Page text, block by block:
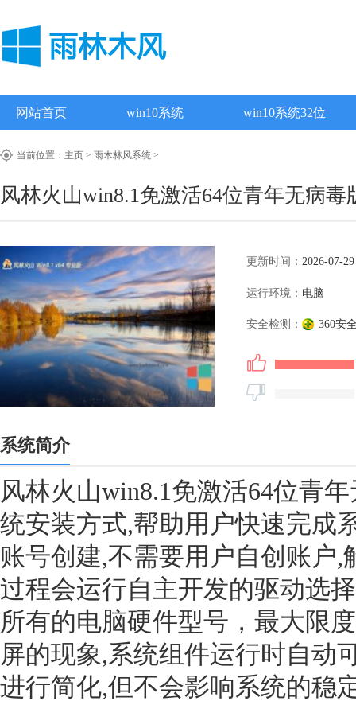
网站首页 win10系统 win10系统32位
当前位置： 主页 > 雨木林风系统 >
风林火山win8.1免激活64位青年无病毒
更新时间： 2026-07-29
运行环境： 电脑
安全检测： 360安
系统简介
风林火山win8.1免激活64位青
统安装方式,帮助用户快速完成
账号创建,不需要用户自创账户
过程会运行自主开发的驱动选
所有的电脑硬件型号，最大限
屏的现象,系统组件运行时自动
进行简化,但不会影响系统的稳